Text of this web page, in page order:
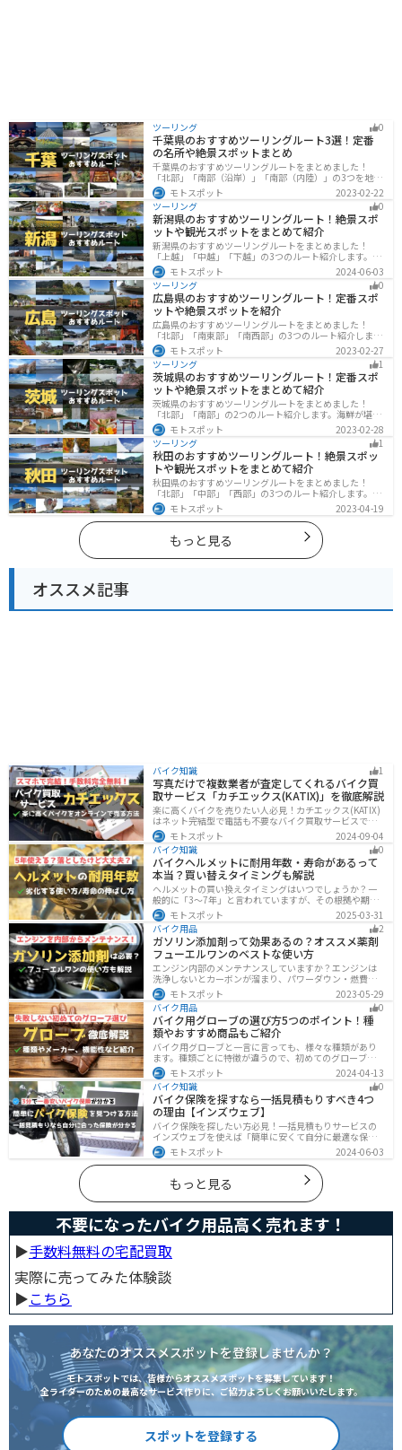
ツーリング 0
千葉県のおすすめツーリングルート3選！定番
の名所や絶景スポットまとめ
千葉県のおすすめツーリングルートをまとめました！
「北部」「南部（沿岸）」「南部（内陸）」の3つを地域
別で紹介します！千葉は首都圏からのアクセスも良く、
海と山どちらも堪能できるのでツーリングには最適な場
所です。
モトスポット
2023-02-22
ツーリング
0
新潟県のおすすめツーリングルート！絶景スポ
ットや観光スポットをまとめて紹介
新潟県のおすすめツーリングルートをまとめました！
「上越」「中越」「下越」の3つのルート紹介します。自
然豊かな山と海、グルメも充実しており、自然を満喫す
るツーリングができます。バイクで新潟県にツーリング
に行く際は参考にしてください。
モトスポット
2024-06-03
ツーリング
0
広島県のおすすめツーリングルート！定番スポ
ットや絶景スポットを紹介
広島県のおすすめツーリングルートをまとめました！
「北部」「南東部」「南西部」の3つのルート紹介しま
す。自然豊かな山と海だけでなく、歴史的価値のある建
造物も多数あるので、飽きることなくツーリングを堪能
できます。バイクで広島県にツーリングに行く際は参考
にしてください。
モトスポット
2023-02-27
ツーリング
1
茨城県のおすすめツーリングルート！定番スポ
ットや絶景スポットをまとめて紹介
茨城県のおすすめツーリングルートをまとめました！
「北部」「南部」の2つのルート紹介します。海鮮が堪能
できる港や梅の景勝地、自然豊かな山々があるのでツー
リングにもってこいです。バイクで茨城県にツーリング
に行く際は参考にしてください。
モトスポット
2023-02-28
ツーリング
1
秋田のおすすめツーリングルート！絶景スポッ
トや観光スポットをまとめて紹介
秋田県のおすすめツーリングルートをまとめました！
「北部」「中部」「西部」の3つのルート紹介します。自
然豊かな山々や湖、温泉地が点在し、四季折々の景色を
楽しめるスポットが多数あります。バイクで秋田県にツ
ーリングに行く際は参考にしてください。
モトスポット 2023-04-19
もっと見る
オススメ記事
バイク知識 1
写真だけで複数業者が査定してくれるバイク買
取サービス「カチエックス(KATIX)」を徹底解説
楽に高くバイクを売りたい人必見！カチエックス(KATIX)
はネット完結型で電話も不要なバイク買取サービスで
す。バイク情報と写真を登録するだけで、複数のバイク
業者がオークション形式で価格を競い合ってくれるの
で、何もせず最高値でバイクを売ることができます。
モトスポット
2024-09-04
バイク知識
0
バイクヘルメットに耐用年数・寿命があるって
本当？買い替えタイミングも解説
ヘルメットの買い換えタイミングはいつでしょうか？一
般的に「3〜7年」と言われていますが、その根拠や期限
前でも早めに交換した方がいいケースを紹介します。安
全にバイクに乗るためにもヘルメットの寿命についてし
っかりと理解しておきましょう。
モトスポット
2025-03-31
バイク用品
2
ガソリン添加剤って効果あるの？オススメ薬剤
フューエルワンのベストな使い方
エンジン内部のメンテナンスしていますか？エンジンは
洗浄しないとカーボンが溜まり、パワーダウン・燃費の
悪化、燃焼以上、エンジンの焼き付きなどのトラブルの
原因になります。定期的にガソリン添加剤を入れてエン
ジン内部も綺麗にしましょう。
モトスポット
2023-05-29
バイク用品
0
バイク用グローブの選び方5つのポイント！種
類やおすすめ商品もご紹介
バイク用グローブと一言に言っても、様々な種類があり
ます。種類ごとに特徴が違うので、初めてのグローブ選
びで失敗しないように、しっかりと理解して選ぶように
しましょう。この記事では、特徴やメリットデメリッ
ト、有名メーカーなど初心者が知っておくべきことをま
とめました。
モトスポット
2024-04-13
バイク知識
0
バイク保険を探すなら一括見積もりすべき4つ
の理由【インズウェブ】
バイク保険を探したい方必見！一括見積もりサービスの
インズウェブを使えば「簡単に安くて自分に最適な保険
を3分で見つける」ことができます。最大5社のバイク保
険を一気に比べることができるので、探す手間と時間が
省けます。
モトスポット 2024-06-03
もっと見る
不要になったバイク用品高く売れます！
▶︎手数料無料の宅配買取
実際に売ってみた体験談
▶︎こちら
あなたのオススメスポットを登録しませんか？
モトスポットでは、皆様からオススメスポットを募集しています！
全ライダーのための最高なサービス作りに、ご協力よろしくお願いいたします。
スポットを登録する